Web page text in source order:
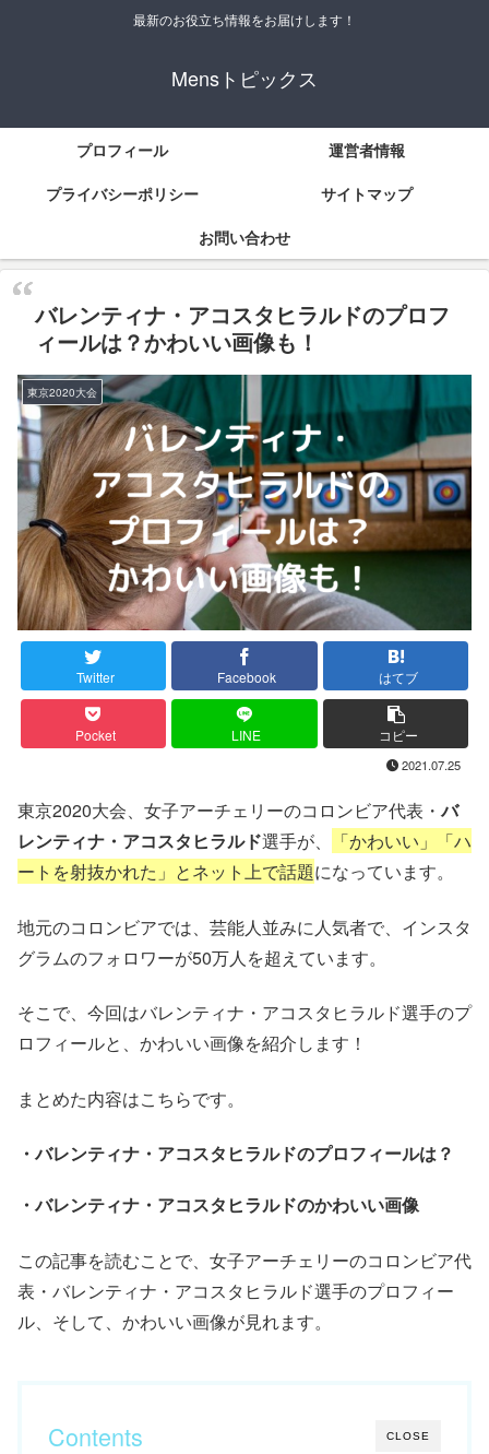
最新のお役立ち情報をお届けします！
Mensトピックス
プロフィール
運営者情報
プライバシーポリシー
サイトマップ
お問い合わせ
バレンティナ・アコスタヒラルドのプロフ
ィールは？かわいい画像も！
東京2020大会
Twitter Facebook はてブ
Pocket LINE コピー
2021.07.25
東京2020大会、女子アーチェリーのコロンビア代表・バ
レンティナ・アコスタヒラルド選手が、
「かわいい」「ハ
ートを射抜かれた」とネット上で話題になっています。
地元のコロンビアでは、芸能人並みに人気者で、インスタ
グラムのフォロワーが50万人を超えています。
そこで、今回はバレンティナ・アコスタヒラルド選手のプ
ロフィールと、かわいい画像を紹介します！
まとめた内容はこちらです。
・バレンティナ・アコスタヒラルドのプロフィールは？
・バレンティナ・アコスタヒラルドのかわいい画像
この記事を読むことで、女子アーチェリーのコロンビア代
表・バレンティナ・アコスタヒラルド選手のプロフィー
ル、そして、かわいい画像が見れます。
CLOSE
Contents